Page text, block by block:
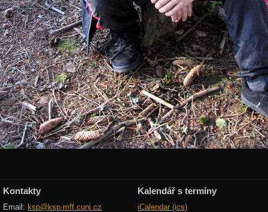
Kontakty
Email: ksp@ksp.mff.cuni.cz
Kalendář s termíny
iCalendar (ics)